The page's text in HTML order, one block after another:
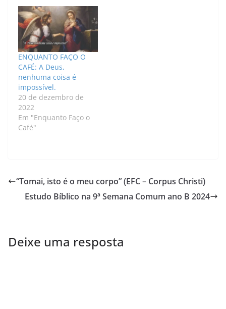
ENQUANTO FAÇO O
CAFÉ: A Deus,
nenhuma coisa é
impossível.
20 de dezembro de
2022
Em "Enquanto Faço o
Café"
“Tomai, isto é o meu corpo” (EFC – Corpus Christi)
Estudo Bíblico na 9ª Semana Comum ano B 2024
Deixe uma resposta